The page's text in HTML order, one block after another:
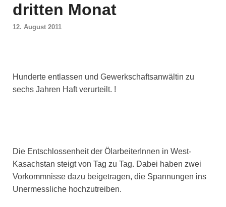
dritten Monat
12. August 2011
Hunderte entlassen und Gewerkschaftsanwältin zu
sechs Jahren Haft verurteilt. !
Die Entschlossenheit der ÖlarbeiterInnen in West-
Kasachstan steigt von Tag zu Tag. Dabei haben zwei
Vorkommnisse dazu beigetragen, die Spannungen ins
Unermessliche hochzutreiben.